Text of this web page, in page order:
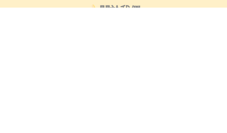
🍌關於我們